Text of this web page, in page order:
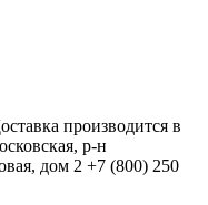
производится в
р-н
дом 2 +7 (800) 250